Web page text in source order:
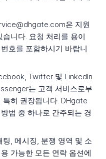
은 지원
니다. 요청 처리를 용이
호를 포함하시기 바랍니
Twitter 및 LinkedIn
는 고객 서비스로부
히 권장됩니다. DHgate
법 중 하나로 간주되는 경
팅, 메시징, 분쟁 영역 및 소
가능한 모든 연락 옵션에